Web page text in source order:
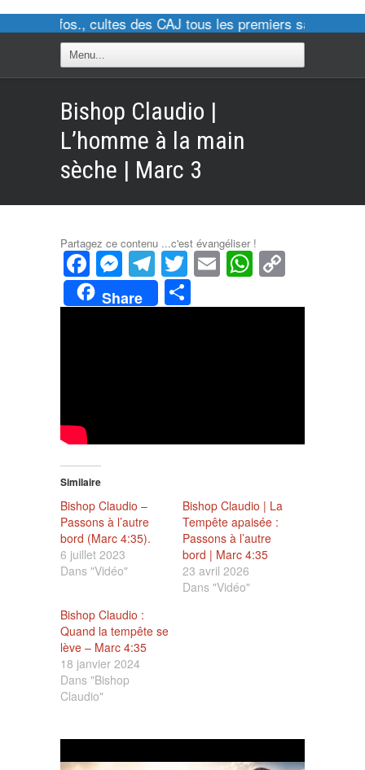
Pour infos., cultes des CAJ tous les premiers samedis
Bishop Claudio |
L’homme à la main
sèche | Marc 3
Partagez ce contenu ...c'est évangéliser !
Facebook
Messenger
Telegram
Twitter
Email
Share
Similaire
Bishop Claudio –
Passons à l’autre
bord (Marc 4:35).
6 juillet 2023
Dans "Vidéo"
Bishop Claudio | La
Tempête apaisée :
Passons à l’autre
bord | Marc 4:35
23 avril 2026
Dans "Vidéo"
Bishop Claudio :
Quand la tempête se
lève – Marc 4:35
18 janvier 2024
Dans "Bishop
Claudio"